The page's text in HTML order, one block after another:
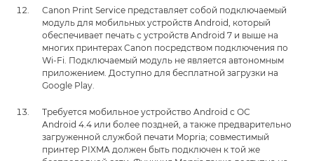
Canon Print Service представляет собой подключаемый
модуль для мобильных устройств Android, который
обеспечивает печать с устройств Android 7 и выше на
многих принтерах Canon посредством подключения по
Wi-Fi. Подключаемый модуль не является автономным
приложением. Доступно для бесплатной загрузки на
Google Play.
Требуется мобильное устройство Android с ОС
Android 4.4 или более поздней, а также предварительно
загруженной службой печати Mopria; совместимый
принтер PIXMA должен быть подключен к той же